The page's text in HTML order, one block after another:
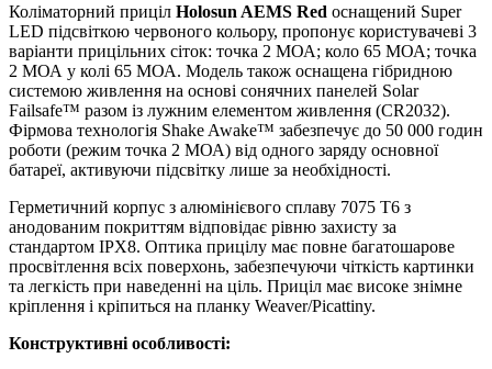
Коліматорний приціл Holosun AEMS Red оснащений Super
LED підсвіткою червоного кольору, пропонує користувачеві 3
варіанти прицільних сіток: точка 2 МОА; коло 65 МОА; точка
2 МОА у колі 65 МОА. Модель також оснащена гібридною
системою живлення на основі сонячних панелей Solar
Failsafe™ разом із лужним елементом живлення (CR2032).
Фірмова технологія Shake Awake™ забезпечує до 50 000 годин
роботи (режим точка 2 МОА) від одного заряду основної
батареї, активуючи підсвітку лише за необхідності.
Герметичний корпус з алюмінієвого сплаву 7075 T6 з
анодованим покриттям відповідає рівню захисту за
стандартом IPX8. Оптика прицілу має повне багатошарове
просвітлення всіх поверхонь, забезпечуючи чіткість картинки
та легкість при наведенні на ціль. Приціл має високе знімне
кріплення і кріпиться на планку Weaver/Picattiny.
Конструктивні особливості: